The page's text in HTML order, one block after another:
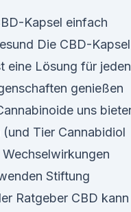
Kapsel einfach
Die CBD-Kapsel
eine Lösung für
genießen
uns
Tier Cannabidiol
Stiftung
Ratgeber CBD kann